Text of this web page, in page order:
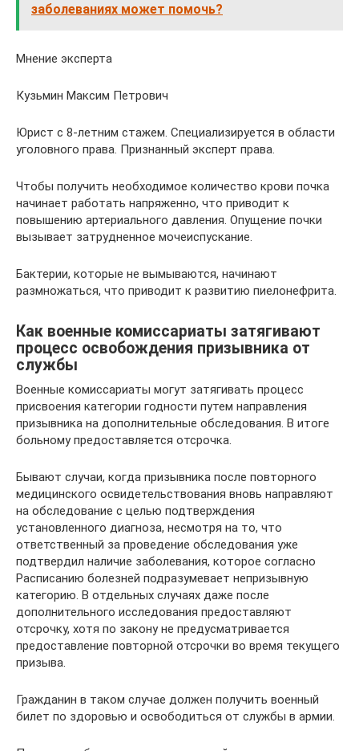
заболеваниях может помочь?
Мнение эксперта
Кузьмин Максим Петрович
Юрист с 8-летним стажем. Специализируется в области
уголовного права. Признанный эксперт права.
Чтобы получить необходимое количество крови почка
начинает работать напряженно, что приводит к
повышению артериального давления. Опущение почки
вызывает затрудненное мочеиспускание.
Бактерии, которые не вымываются, начинают
размножаться, что приводит к развитию пиелонефрита.
Как военные комиссариаты затягивают
процесс освобождения призывника от
службы
Военные комиссариаты могут затягивать процесс
присвоения категории годности путем направления
призывника на дополнительные обследования. В итоге
больному предоставляется отсрочка.
Бывают случаи, когда призывника после повторного
медицинского освидетельствования вновь направляют
на обследование с целью подтверждения
установленного диагноза, несмотря на то, что
ответственный за проведение обследования уже
подтвердил наличие заболевания, которое согласно
Расписанию болезней подразумевает непризывную
категорию. В отдельных случаях даже после
дополнительного исследования предоставляют
отсрочку, хотя по закону не предусматривается
предоставление повторной отсрочки во время текущего
призыва.
Гражданин в таком случае должен получить военный
билет по здоровью и освободиться от службы в армии.